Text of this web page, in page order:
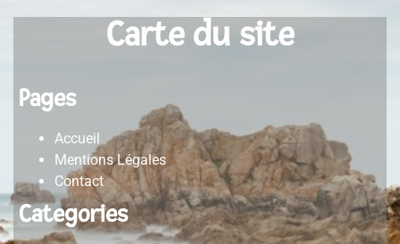
Carte du site
Pages
Accueil
Mentions Légales
Contact
Categories